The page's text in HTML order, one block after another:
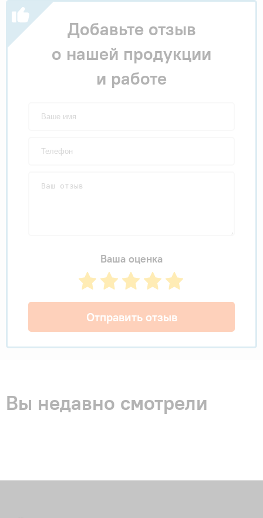
Добавьте отзыв
о нашей продукции
и работе
Ваша оценка
Отправить отзыв
Вы недавно смотрели